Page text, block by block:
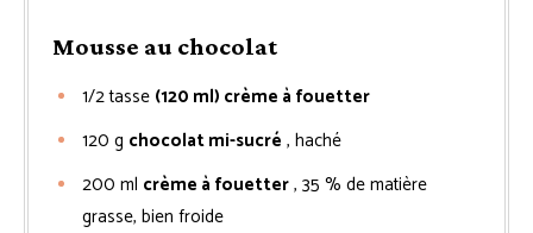
Mousse au chocolat
1/2tasse (120 ml) crème à fouetter
120 g chocolat mi-sucré , haché
200 ml crème à fouetter, 35 % de matière
grasse, bien froide